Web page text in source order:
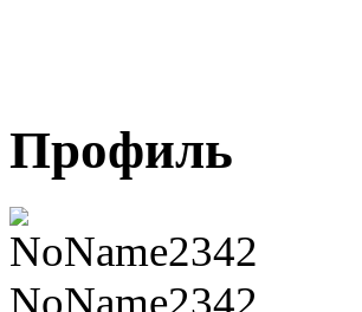
Профиль
NoName2342